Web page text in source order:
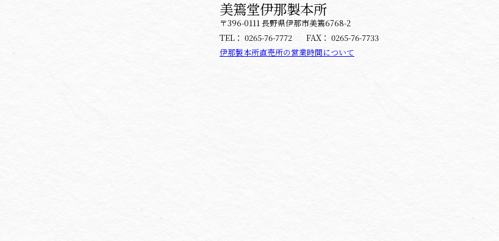
美篶堂伊那製本所
〒396-0111 長野県伊那市美篶6768-2
TEL： 0265-76-7772 FAX： 0265-76-7733
伊那製本所直売所の営業時間について